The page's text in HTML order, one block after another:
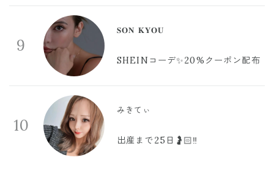
9
𝐒𝐎𝐍 𝐊𝐘𝐎𝐔
SHEINコーデ✨20%クーポン配布
10
みきてぃ
出産まで25日🤰🏻‼️